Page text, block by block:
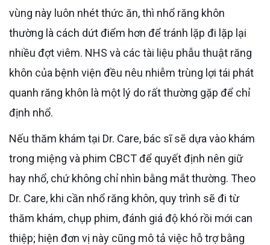
vùng này luôn nhét thức ăn, thì nhổ răng khôn
thường là cách dứt điểm hơn để tránh lặp đi lặp lại
nhiều đợt viêm. NHS và các tài liệu phẫu thuật răng
khôn của bệnh viện đều nêu nhiễm trùng lợi tái phát
quanh răng khôn là một lý do rất thường gặp để chỉ
định nhổ.
Nếu thăm khám tại Dr. Care, bác sĩ sẽ dựa vào khám
trong miệng và phim CBCT để quyết định nên giữ
hay nhổ, chứ không chỉ nhìn bằng mắt thường. Theo
Dr. Care, khi cần nhổ răng khôn, quy trình sẽ đi từ
thăm khám, chụp phim, đánh giá độ khó rồi mới can
thiệp; hiện đơn vị này cũng mô tả việc hỗ trợ bằng